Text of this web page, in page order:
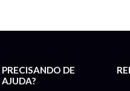
PRECISANDO DE
AJUDA?